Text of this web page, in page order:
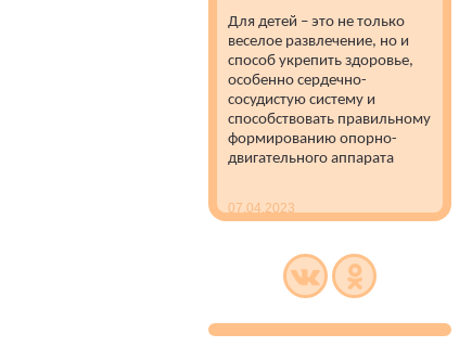
Для детей – это не только
веселое развлечение, но и
способ укрепить здоровье,
особенно сердечно-
сосудистую систему и
способствовать правильному
формированию опорно-
двигательного аппарата
07.04.2023
Батуты с защитной сеткой
устанавливать как на улице,